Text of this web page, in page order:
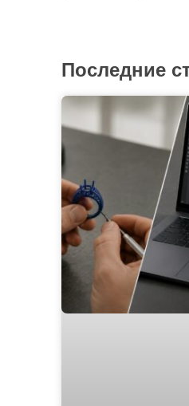
Последние